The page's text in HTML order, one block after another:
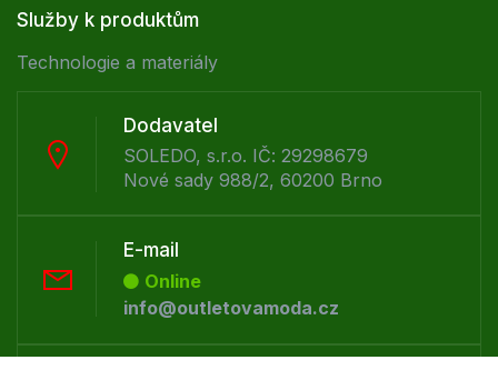
Služby k produktům
Technologie a materiály
Dodavatel
SOLEDO, s.r.o. IČ: 29298679
Nové sady 988/2, 60200 Brno
E-mail
Online
info@outletovamoda.cz